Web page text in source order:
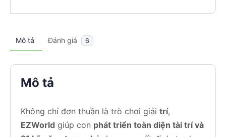
Mô tả Đánh giá 6
Mô tả
Không chỉ đơn thuần là trò chơi giải trí,
EZWorld giúp con phát triển toàn diện tài trí và